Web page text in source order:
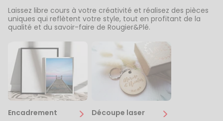
Laissez libre cours à votre créativité et réalisez des pièces
uniques qui reflètent votre style, tout en profitant de la
qualité et du savoir-faire de Rougier&Plé.
Encadrement Découpe laser